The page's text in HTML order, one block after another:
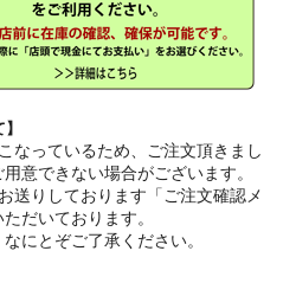
なっているため、ご注文頂きまし
意できない場合がございます。
送りしております「ご注文確認メ
だいております。
にとぞご了承ください。